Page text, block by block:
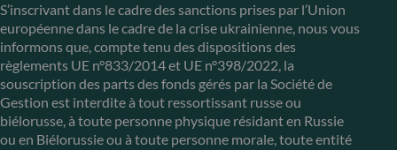
S’inscrivant dans le cadre des sanctions prises par l’Union
européenne dans le cadre de la crise ukrainienne, nous vous
informons que, compte tenu des dispositions des
règlements UE n°833/2014 et UE n°398/2022, la
souscription des parts des fonds gérés par la Société de
Gestion est interdite à tout ressortissant russe ou
biélorusse, à toute personne physique résidant en Russie
ou en Biélorussie ou à toute personne morale, toute entité